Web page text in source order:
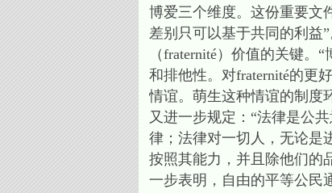
博爱三个维度。这份重要文
差别只可以基于共同的利益
（fraternité）价值的关键
和排他性。对fraternité的更
情谊。萌生这种情谊的制度
又进一步规定：“法律是公
律；法律对一切人，无论是
按照其能力，并且除他们的
一步表明，自由的平等公民